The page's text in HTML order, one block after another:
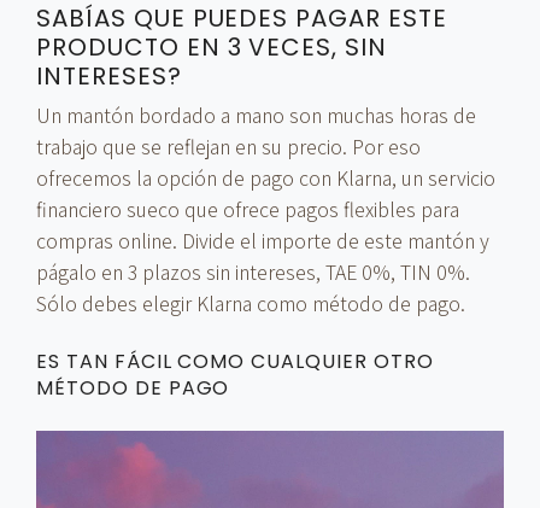
SABÍAS QUE PUEDES PAGAR ESTE
PRODUCTO EN 3 VECES, SIN
INTERESES?
Un mantón bordado a mano son muchas horas de
trabajo que se reflejan en su precio. Por eso
ofrecemos la opción de pago con Klarna, un servicio
financiero sueco que ofrece pagos flexibles para
compras online. Divide el importe de este mantón y
págalo en 3 plazos sin intereses, TAE 0%, TIN 0%.
Sólo debes elegir Klarna como método de pago.
ES TAN FÁCIL COMO CUALQUIER OTRO
MÉTODO DE PAGO